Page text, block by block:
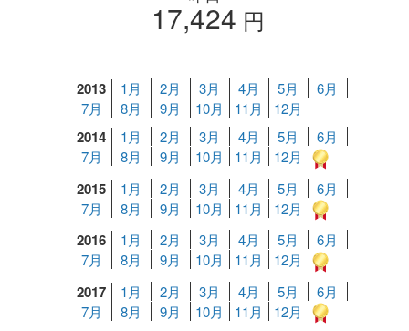
17,424 円
2013 1月 2月 3月 4月 5月
6月
7月
8月 9月 10月 11月 12月
2014 1月 2月 3月 4月 5月
6月
7月
8月 9月 10月 11月 12月
2015 1月 2月 3月 4月 5月
6月
7月
8月 9月 10月 11月 12月
2016 1月 2月 3月 4月 5月
6月
7月
8月 9月 10月 11月 12月
2017 1月 2月 3月 4月 5月
6月
7月
8月 9月 10月 11月 12月